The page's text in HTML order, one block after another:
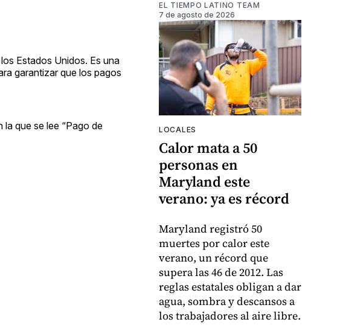
Estados Unidos. Es una
garantizar que los pagos
la que se lee “Pago de
EL TIEMPO LATINO TEAM
7 de agosto de 2026
LOCALES
Calor mata a 50
personas en
Maryland este
verano: ya es récord
Maryland registró 50
muertes por calor este
verano, un récord que
supera las 46 de 2012. Las
reglas estatales obligan a dar
agua, sombra y descansos a
los trabajadores al aire libre.